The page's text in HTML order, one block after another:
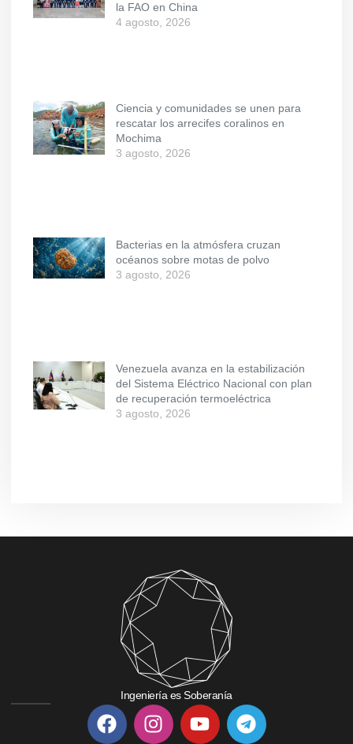
la FAO en China
4 agosto, 2026
Ciencia y comunidades se unen para
rescatar los arrecifes coralinos en
Mochima
3 agosto, 2026
Bacterias en la atmósfera cruzan
océanos sobre motas de polvo
3 agosto, 2026
Venezuela avanza en la estabilización
del Sistema Eléctrico Nacional con plan
de recuperación termoeléctrica
3 agosto, 2026
Ingeniería es Soberanía